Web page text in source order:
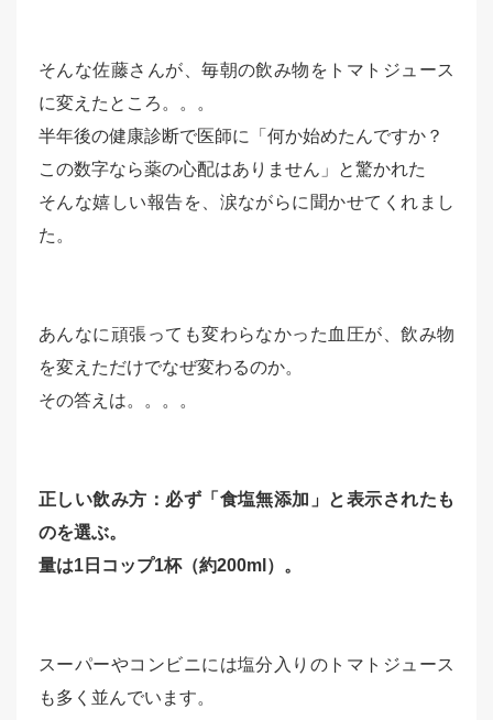
そんな佐藤さんが、毎朝の飲み物をトマトジュース
に変えたところ。。。
半年後の健康診断で医師に「何か始めたんですか？
この数字なら薬の心配はありません」と驚かれた
そんな嬉しい報告を、涙ながらに聞かせてくれまし
た。
あんなに頑張っても変わらなかった血圧が、飲み物
を変えただけでなぜ変わるのか。
その答えは。。。。
正しい飲み方：必ず「食塩無添加」と表示されたも
のを選ぶ。
量は1日コップ1杯（約200ml）。
スーパーやコンビニには塩分入りのトマトジュース
も多く並んでいます。